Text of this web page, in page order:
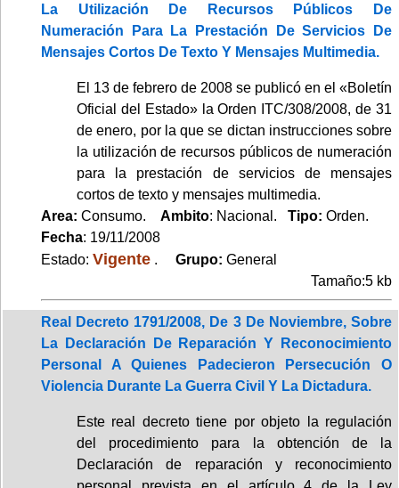
La Utilización De Recursos Públicos De
Numeración Para La Prestación De Servicios De
Mensajes Cortos De Texto Y Mensajes Multimedia.
El 13 de febrero de 2008 se publicó en el «Boletín
Oficial del Estado» la Orden ITC/308/2008, de 31
de enero, por la que se dictan instrucciones sobre
la utilización de recursos públicos de numeración
para la prestación de servicios de mensajes
cortos de texto y mensajes multimedia.
Area: Consumo. Ambito: Nacional. Tipo: Orden.
Fecha: 19/11/2008
Estado: Vigente . Grupo: General
Tamaño:5 kb
Real Decreto 1791/2008, De 3 De Noviembre, Sobre
La Declaración De Reparación Y Reconocimiento
Personal A Quienes Padecieron Persecución O
Violencia Durante La Guerra Civil Y La Dictadura.
Este real decreto tiene por objeto la regulación
del procedimiento para la obtención de la
Declaración de reparación y reconocimiento